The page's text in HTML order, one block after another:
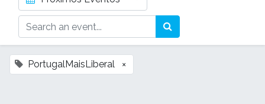
PortugalMaisLiberal ×